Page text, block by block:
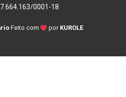
0001-18
Feito com por KUROLE